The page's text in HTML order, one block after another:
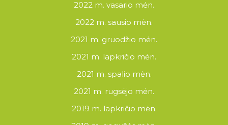
2022 m. vasario mėn.
2022 m. sausio mėn.
2021 m. gruodžio mėn.
2021 m. lapkričio mėn.
2021 m. spalio mėn.
2021 m. rugsėjo mėn.
2019 m. lapkričio mėn.